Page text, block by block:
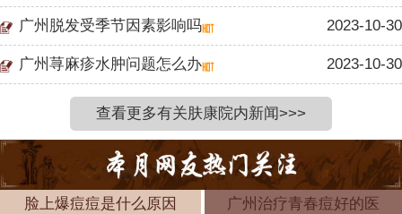
广州脱发受季节因素影响吗 2023-10-30
广州荨麻疹水肿问题怎么办 2023-10-30
查看更多有关肤康院内新闻>>>
脸上爆痘痘是什么原因 广州治疗青春痘好的医